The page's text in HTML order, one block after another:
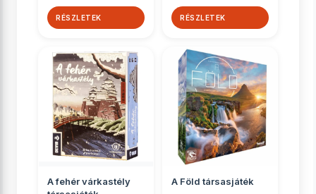
RÉSZLETEK RÉSZLETEK
A fehér várkastély
A Föld társasjáték